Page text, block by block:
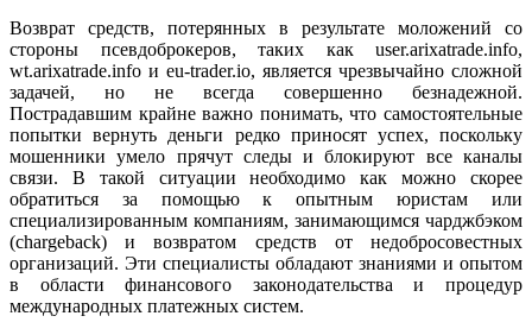
Возврат средств, потерянных в результате моложений со
стороны псевдоброкеров, таких как user.arixatrade.info,
wt.arixatrade.info и eu-trader.io, является чрезвычайно сложной
задачей, но не всегда совершенно безнадежной.
Пострадавшим крайне важно понимать, что самостоятельные
попытки вернуть деньги редко приносят успех, поскольку
мошенники умело прячут следы и блокируют все каналы
связи. В такой ситуации необходимо как можно скорее
обратиться за помощью к опытным юристам или
специализированным компаниям, занимающимся чарджбэком
(chargeback) и возвратом средств от недобросовестных
организаций. Эти специалисты обладают знаниями и опытом
в области финансового законодательства и процедур
международных платежных систем.